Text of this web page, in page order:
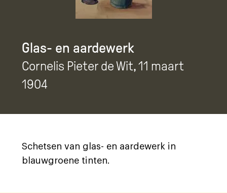
Glas- en aardewerk
Cornelis Pieter de Wit, 11 maart
1904
Schetsen van glas- en aardewerk in
blauwgroene tinten.